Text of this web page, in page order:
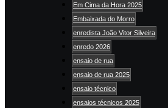
Em Cima da Hora 2025
Embaixada do Morro
enredista João Vitor Silveira
enredo 2026
ensaio de rua
ensaio de rua 2025
ensaio técnico
ensaios técnicos 2025